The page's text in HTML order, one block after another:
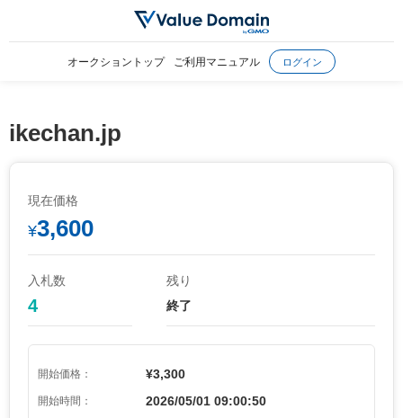
オークショントップ ご利用マニュアル ログイン
ikechan.jp
現在価格
¥3,600
入札数
4
残り
終了
開始価格： ¥3,300
開始時間： 2026/05/01 09:00:50